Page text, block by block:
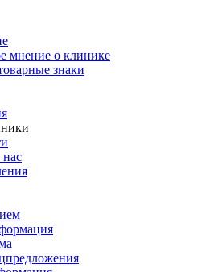
мнение о клинике
знаки